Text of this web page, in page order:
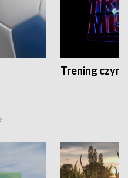
Trening czyni